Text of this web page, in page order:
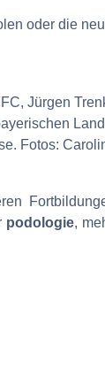
oder die
Jürgen
Fotos:
podologie,